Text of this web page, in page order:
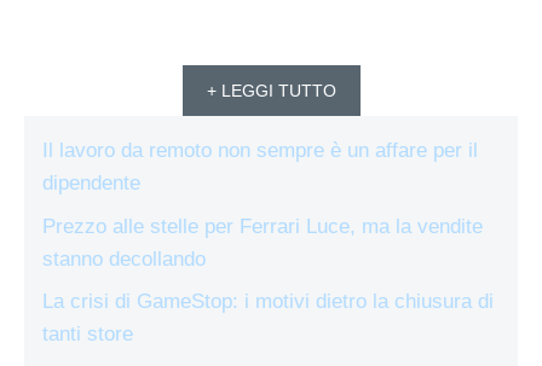
+ LEGGI TUTTO
Il lavoro da remoto non sempre è un affare per il
dipendente
Prezzo alle stelle per Ferrari Luce, ma la vendite
stanno decollando
La crisi di GameStop: i motivi dietro la chiusura di
tanti store